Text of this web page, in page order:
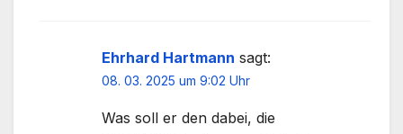
Ehrhard Hartmann sagt:
08. 03. 2025 um 9:02 Uhr
Was soll er den dabei, die